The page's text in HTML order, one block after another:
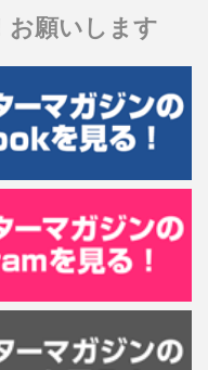
お願いします